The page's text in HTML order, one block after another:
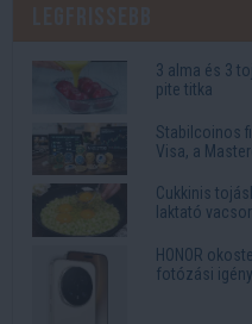
3 alma és 3
pite titka
Stabilcoinos
Visa, a
Cukkinis
laktató
HONOR
fotózási